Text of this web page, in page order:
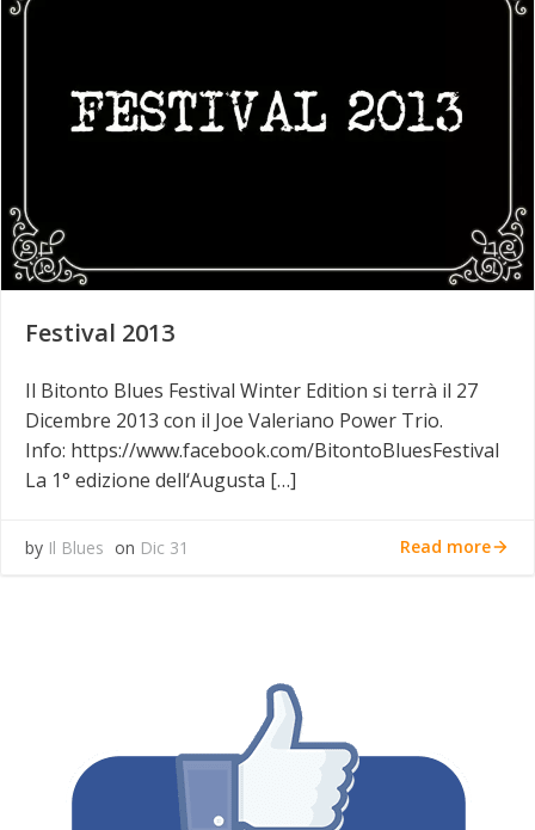
Festival 2013
Il Bitonto Blues Festival Winter Edition si terrà il 27
Dicembre 2013 con il Joe Valeriano Power Trio.
Info: https://www.facebook.com/BitontoBluesFestival
La 1° edizione dell‘Augusta […]
by Il Blues on Dic 31 Read more